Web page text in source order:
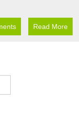
Read More